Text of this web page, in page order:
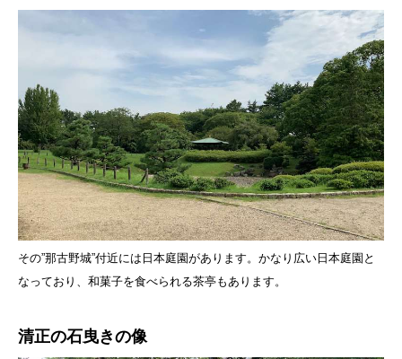
その”那古野城”付近には日本庭園があります。かなり広い日本庭園と
なっており、和菓子を食べられる茶亭もあります。
清正の石曳きの像